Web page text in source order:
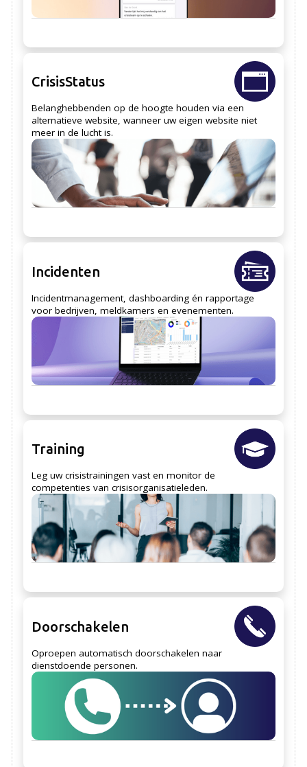
CrisisStatus
Belanghebbenden op de hoogte houden via een
alternatieve website, wanneer uw eigen website niet
meer in de lucht is.
Incidenten
Incidentmanagement, dashboarding én rapportage
voor bedrijven, meldkamers en evenementen.
Training
Leg uw crisistrainingen vast en monitor de
competenties van crisisorganisatieleden.
Doorschakelen
Oproepen automatisch doorschakelen naar
dienstdoende personen.